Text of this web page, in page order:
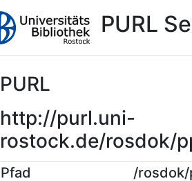
PURL
PURL
http://purl.uni-
rostock.de/rosdok/
Pfad
/